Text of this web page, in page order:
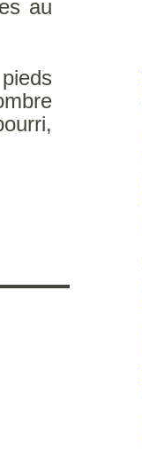
au